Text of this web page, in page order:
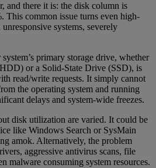
and there it is: the disk column is
This common issue turns even high-
systems, severely
primary storage drive, whether
or a Solid-State Drive (SSD), is
read/write requests. It simply cannot
the operating system and running
delays and system-wide freezes.
disk utilization are varied. It could be
like Windows Search or SysMain
amok. Alternatively, the problem
aggressive antivirus scans, file
malware consuming system resources.